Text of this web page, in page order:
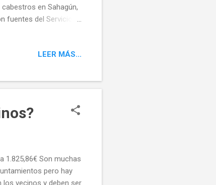
en Sahagún,
fuentes del Servicio
al herido.
de que comenzara
LEER MÁS...
1.825,86€ Son muchas
pero hay
los vecinos y deben ser